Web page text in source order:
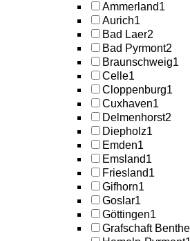
Ammerland1
Aurich1
Bad Laer2
Bad Pyrmont2
Braunschweig1
Celle1
Cloppenburg1
Cuxhaven1
Delmenhorst2
Diepholz1
Emden1
Emsland1
Friesland1
Gifhorn1
Goslar1
Göttingen1
Grafschaft